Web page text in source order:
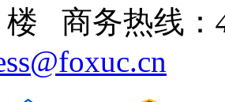
楼 商务热线：